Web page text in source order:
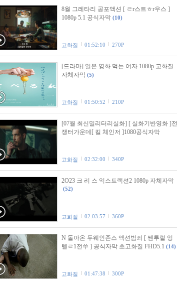
8월 그레타리 공포액션 [ ㄹr스트ㅎr우스 ]
1080p 5.1 공식자막 (10)
고화질 01:52:10 270P
[드라마].일본 영화 먹는 여자 1080p 고화질.
자체자막 (5)
고화질 01:50:52 210P
[07월 최신밀리터리실화] [ 실화기반영화 ]전
쟁터가운데[ 킬 체인저 ]1080공식자막
고화질 02:32:00 340P
2O23 크 리 스 익스트랙션2 1080p 자체자막
(52)
고화질 02:03:57 360P
N 돌아온 두웨인존스 액션범죄 [ 쎈투럴 잉
텔ㄹ1전쑤 ] 공식자막 초고화질 FHD5.1 (14)
고화질 01:47:38 300P